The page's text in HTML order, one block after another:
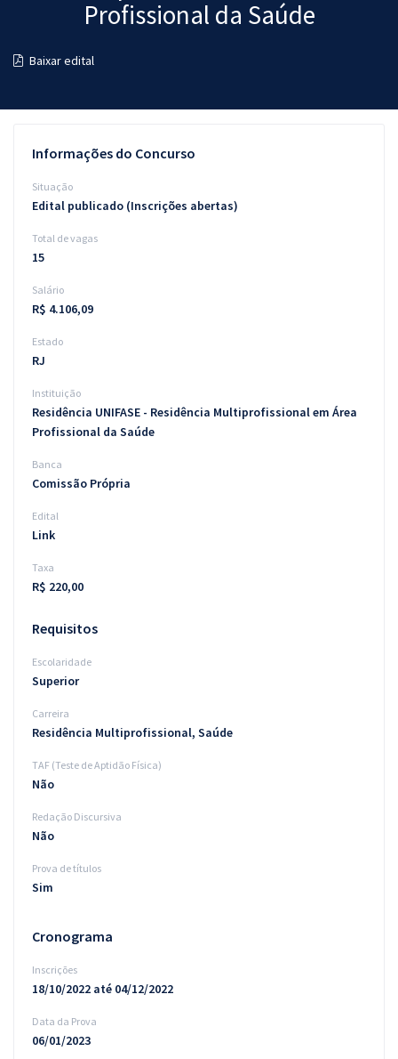
Graduação
Questões grátis
Blog
Aprovados
Atendimento
Profissional da Saúde
Baixar edital
Informações do Concurso
Situação
Edital publicado (Inscrições abertas)
Total de vagas
15
Salário
R$ 4.106,09
Estado
RJ
Instituição
Residência UNIFASE - Residência Multiprofissional em Área
Profissional da Saúde
Banca
Comissão Própria
Edital
Link
Taxa
R$ 220,00
Requisitos
Escolaridade
Superior
Carreira
Residência Multiprofissional, Saúde
TAF (Teste de Aptidão Física)
Não
Redação Discursiva
Não
Prova de títulos
Sim
Cronograma
Inscrições
18/10/2022 até 04/12/2022
Data da Prova
06/01/2023